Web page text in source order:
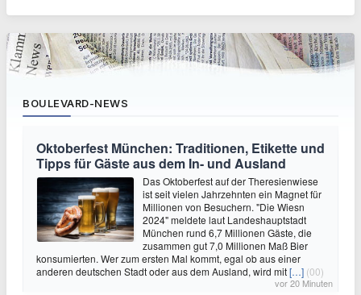
BOULEVARD-NEWS
Oktoberfest München: Traditionen, Etikette und
Tipps für Gäste aus dem In- und Ausland
Das Oktoberfest auf der Theresienwiese
ist seit vielen Jahrzehnten ein Magnet für
Millionen von Besuchern. "Die Wiesn
2024" meldete laut Landeshauptstadt
München rund 6,7 Millionen Gäste, die
zusammen gut 7,0 Millionen Maß Bier
konsumierten. Wer zum ersten Mal kommt, egal ob aus einer
anderen deutschen Stadt oder aus dem Ausland, wird mit[…] (00)
vor 20 Minuten